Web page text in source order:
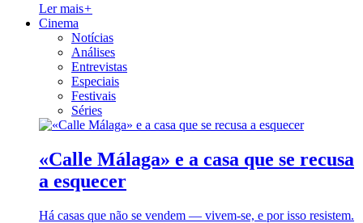
Ler mais+
Cinema
Notícias
Análises
Entrevistas
Especiais
Festivais
Séries
«Calle Málaga» e a casa que se recusa
a esquecer
Há casas que não se vendem — vivem-se, e por isso resistem.